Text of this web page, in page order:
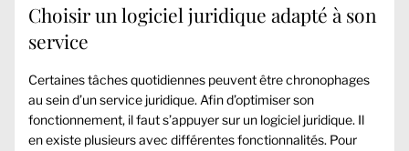
Choisir un logiciel juridique adapté à son
service
Certaines tâches quotidiennes peuvent être chronophages
au sein d’un service juridique. Afin d’optimiser son
fonctionnement, il faut s’appuyer sur un logiciel juridique. Il
en existe plusieurs avec différentes fonctionnalités. Pour